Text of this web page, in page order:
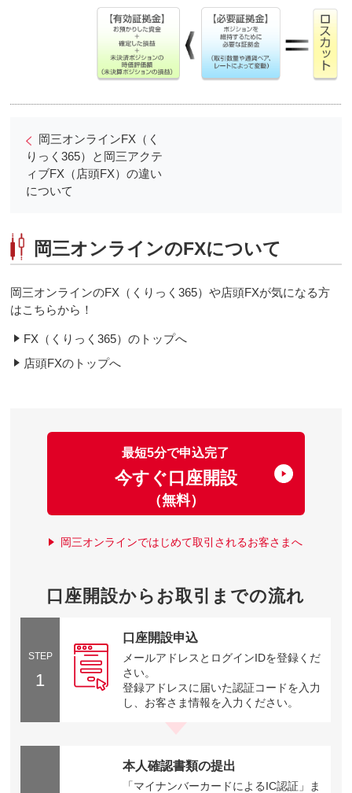
岡三オンラインFX（く
りっく365）と岡三アクテ
ィブFX（店頭FX）の違い
について
岡三オンラインのFXについて
岡三オンラインのFX（くりっく365）や店頭FXが気になる方
はこちらから！
FX（くりっく365）のトップへ
店頭FXのトップへ
最短5分で申込完了
今すぐ口座開設
（無料）
岡三オンラインではじめて取引されるお客さまへ
口座開設からお取引までの流れ
STEP
1
口座開設申込
メールアドレスとログインIDを登録くだ
さい。
登録アドレスに届いた認証コードを入力
し、お客さま情報を入力ください。
本人確認書類の提出
「マイナンバーカードによるIC認証」ま